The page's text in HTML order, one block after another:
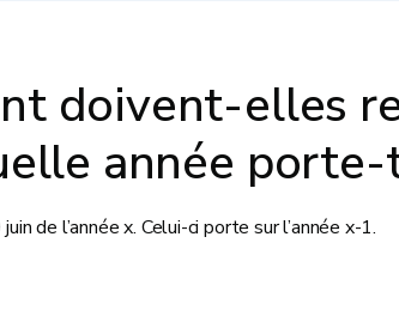
doivent-elles
année
de l’année x. Celui-ci porte sur l’année x-1.